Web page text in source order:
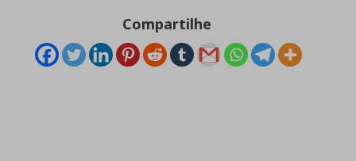
Compartilhe